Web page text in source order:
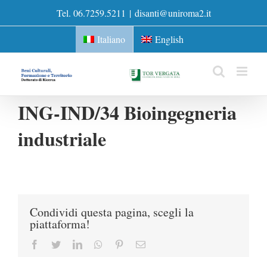
to
Tel. 06.7259.5211 | disanti@uniroma2.it
Italiano English
ING-IND/34 Bioingegneria
industriale
Condividi questa pagina, scegli la
piattaforma!
Facebook
TwitterLinkedInWhatsappPinterestEmail